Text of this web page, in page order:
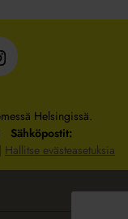
Helsingissä.
Sähköpostit:
| Hallitse evästeasetuksia